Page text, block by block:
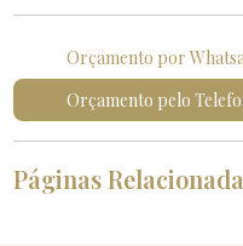
Orçamento por
Orçamento pelo
Páginas